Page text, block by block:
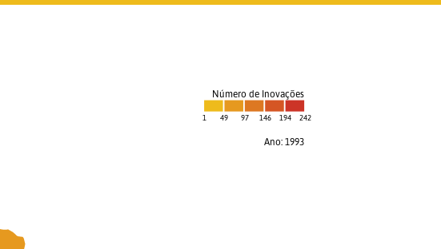
Número de Inovações
1 49 97 146 194 242
Ano: 1994